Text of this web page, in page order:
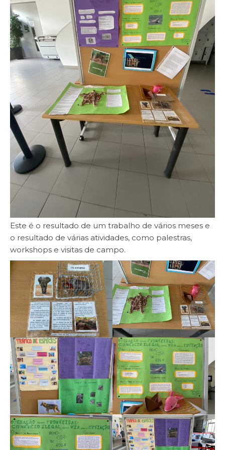
Este é o resultado de um trabalho de vários meses e
o resultado de várias atividades, como palestras,
workshops e visitas de campo.